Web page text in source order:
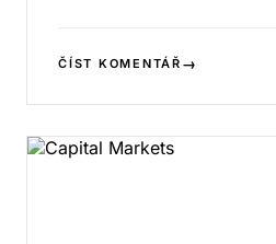
ČÍST KOMENTÁŘ →